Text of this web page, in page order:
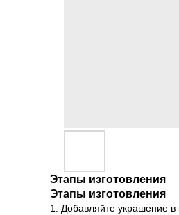
Этапы изготовления
Этапы изготовления
1. Добавляйте украшение